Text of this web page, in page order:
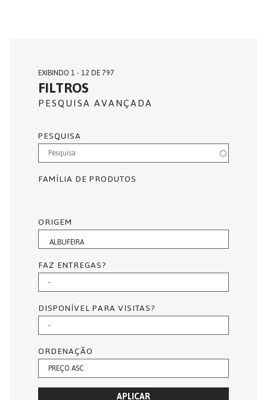
EXIBINDO 1 - 12 DE 797
FILTROS
PESQUISA AVANÇADA
PESQUISA
FAMÍLIA DE PRODUTOS
ORIGEM
FAZ ENTREGAS?
DISPONÍVEL PARA VISITAS?
ORDENAÇÃO
APLICAR